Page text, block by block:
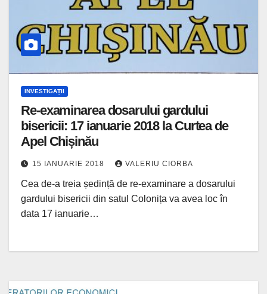
INVESTIGAȚII
Re-examinarea dosarului gardului
bisericii: 17 ianuarie 2018 la Curtea de
Apel Chișinău
15 IANUARIE 2018 VALERIU CIORBA
Cea de-a treia ședință de re-examinare a dosarului
gardului bisericii din satul Colonița va avea loc în
data 17 ianuarie…